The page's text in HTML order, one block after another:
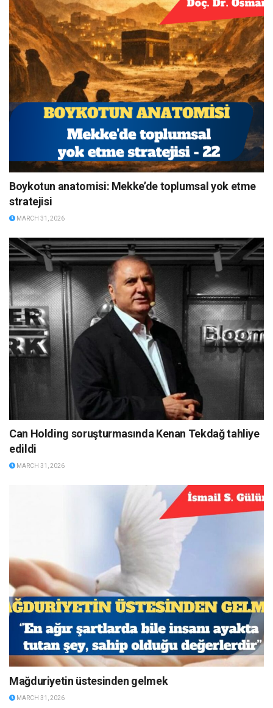
Boykotun anatomisi: Mekke’de toplumsal yok etme
stratejisi
MARCH 31, 2026
Can Holding soruşturmasında Kenan Tekdağ tahliye
edildi
MARCH 31, 2026
Mağduriyetin üstesinden gelmek
MARCH 31, 2026